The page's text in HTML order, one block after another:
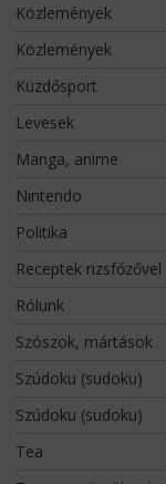
Közlemények
Közlemények
Küzdősport
Levesek
Manga, anime
Nintendo
Politika
Receptek rizsfőzővel
Rólunk
Szószok, mártások
Szúdoku (sudoku)
Szúdoku (sudoku)
Tea